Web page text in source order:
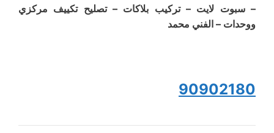
– سبوت لايت – تركيب بلاكات – تصليح تكييف مركزي
ووحدات – الفني محمد
90902180